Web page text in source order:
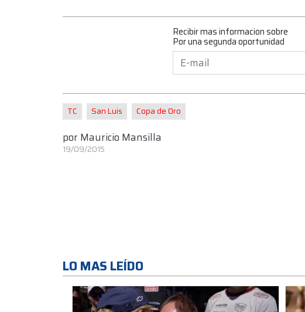
Recibir mas informacion sobre
Por una segunda oportunidad
TC San Luis Copa de Oro
por Mauricio Mansilla
19/09/2015
LO MAS LEÍDO